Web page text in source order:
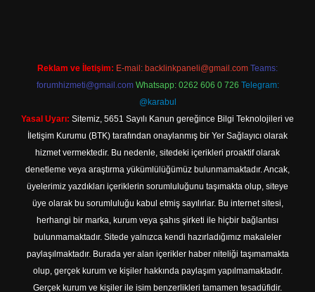
Reklam ve İletişim: E-mail: backlinkpaneli@gmail.com Teams:
forumhizmeti@gmail.com Whatsapp: 0262 606 0 726 Telegram:
@karabul
Yasal Uyarı: Sitemiz, 5651 Sayılı Kanun gereğince Bilgi Teknolojileri ve
İletişim Kurumu (BTK) tarafından onaylanmış bir Yer Sağlayıcı olarak
hizmet vermektedir. Bu nedenle, sitedeki içerikleri proaktif olarak
denetleme veya araştırma yükümlülüğümüz bulunmamaktadır. Ancak,
üyelerimiz yazdıkları içeriklerin sorumluluğunu taşımakta olup, siteye
üye olarak bu sorumluluğu kabul etmiş sayılırlar. Bu internet sitesi,
herhangi bir marka, kurum veya şahıs şirketi ile hiçbir bağlantısı
bulunmamaktadır. Sitede yalnızca kendi hazırladığımız makaleler
paylaşılmaktadır. Burada yer alan içerikler haber niteliği taşımamakta
olup, gerçek kurum ve kişiler hakkında paylaşım yapılmamaktadır.
Gerçek kurum ve kişiler ile isim benzerlikleri tamamen tesadüfidir.